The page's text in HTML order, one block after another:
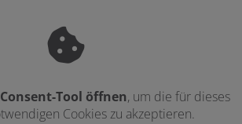
Tool öffnen, um die für dieses
Cookies zu akzeptieren.